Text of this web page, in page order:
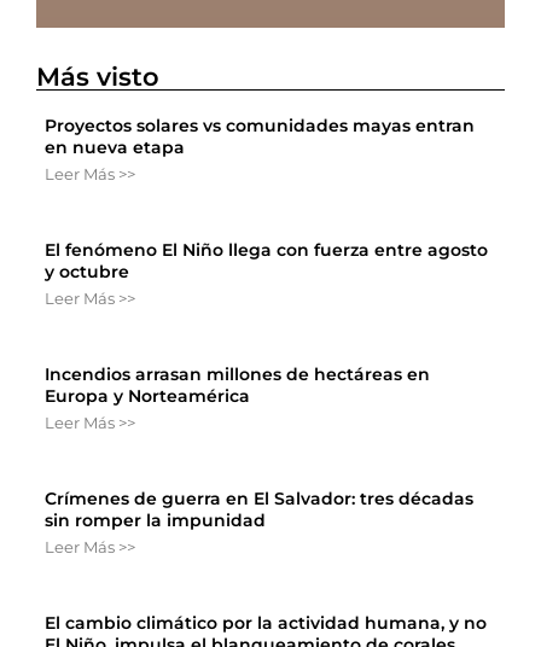
Más visto
Proyectos solares vs comunidades mayas entran
en nueva etapa
Leer Más >>
El fenómeno El Niño llega con fuerza entre agosto
y octubre
Leer Más >>
Incendios arrasan millones de hectáreas en
Europa y Norteamérica
Leer Más >>
Crímenes de guerra en El Salvador: tres décadas
sin romper la impunidad
Leer Más >>
El cambio climático por la actividad humana, y no